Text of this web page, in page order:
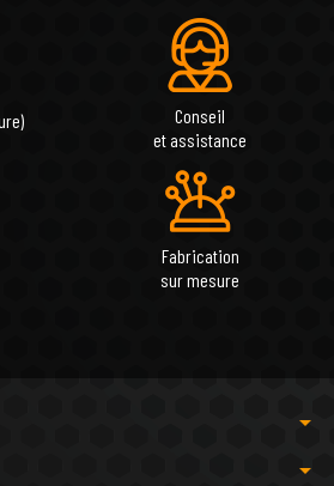
Conseil
et assistance
Fabrication
sur mesure
arrow_drop_down
arrow_drop_down